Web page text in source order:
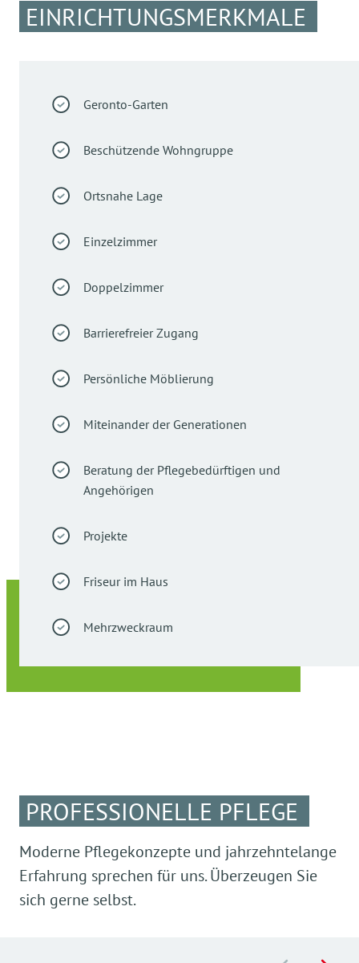
EINRICHTUNGSMERKMALE
Geronto-Garten
Beschützende Wohngruppe
Ortsnahe Lage
Einzelzimmer
Doppelzimmer
Barrierefreier Zugang
Persönliche Möblierung
Miteinander der Generationen
Beratung der Pflegebedürftigen und
Angehörigen
Projekte
Friseur im Haus
Mehrzweckraum
PROFESSIONELLE PFLEGE
Moderne Pflegekonzepte und jahrzehntelange
Erfahrung sprechen für uns. Überzeugen Sie
sich gerne selbst.